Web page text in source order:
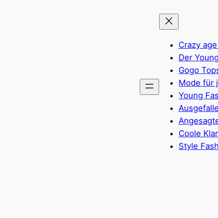
Crazy
Der
Gogo
Mode für
Young
Coole
Style